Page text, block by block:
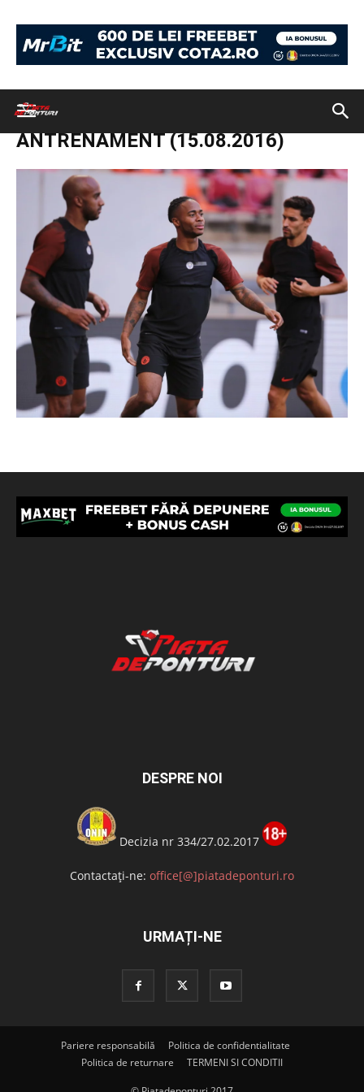
FOTBAL:MANCHESTER CITY, ANTRENAMENT (15.08.2016)
FOTBAL:MANCHESTER CITY,
ANTRENAMENT (15.08.2016)
DESPRE NOI
Decizia nr 334/27.02.2017
Contactați-ne: office[@]piatadeponturi.ro
URMAȚI-NE
Pariere responsabilă
Politica de confidentialitate
Politica de returnare
TERMENI SI CONDITII